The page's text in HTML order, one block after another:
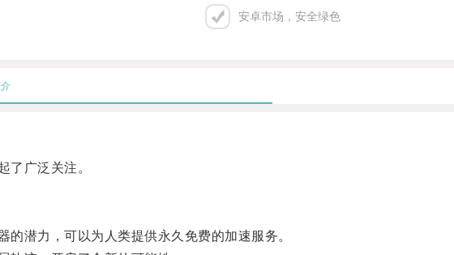
安卓市场，安全绿色
广泛关注。
潜力，可以为人类提供永久免费的加速服务。